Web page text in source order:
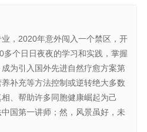
，2020年意外闯入一个禁区，开
个日日夜夜的学习和实践，掌握
为引入国外先进自然疗愈方案第
补充等方法控制或逆转绝大多数
、帮助许多同胞健康崛起为己
国第一讲师；然，风景虽好，未